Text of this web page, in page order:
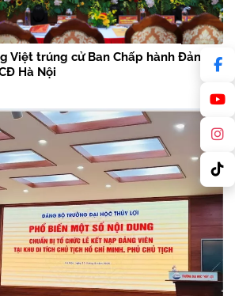
Việt trúng cử Ban Chấp hành Đảng
Hà Nội